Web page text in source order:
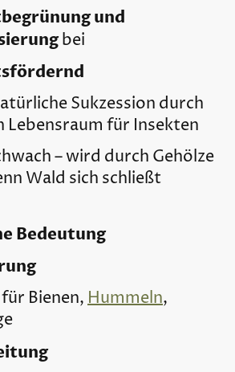
und
bei
Sukzession durch
Lebensraum für Insekten
– wird durch Gehölze
Wald sich schließt
Bedeutung
Bienen,Hummeln,